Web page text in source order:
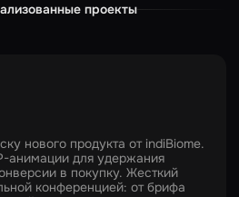
проекты
нового продукта от indiBiome.
анимации для удержания
в покупку. Жесткий
конференцией: от брифа